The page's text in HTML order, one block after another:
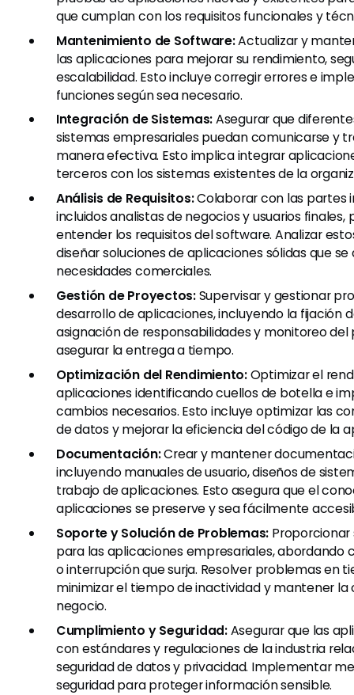
que cumplan con los requisitos funcionales y
Mantenimiento de Software:Actualizar y
las aplicaciones para mejorar su rendimiento,
escalabilidad. Esto incluye corregir errores e
funciones según sea necesario.
Integración de Sistemas:Asegurar que
sistemas empresariales puedan comunicarse y
manera efectiva. Esto implica integrar
terceros con los sistemas existentes de la
Análisis de Requisitos:Colaborar con las partes
incluidos analistas de negocios y usuarios finales,
entender los requisitos del software. Analizar
diseñar soluciones de aplicaciones sólidas que
necesidades comerciales.
Gestión de Proyectos:Supervisar y gestionar
desarrollo de aplicaciones, incluyendo la fijación
asignación de responsabilidades y monitoreo
asegurar la entrega a tiempo.
Optimización del Rendimiento:Optimizar el
aplicaciones identificando cuellos de botella e
cambios necesarios. Esto incluye optimizar las
de datos y mejorar la eficiencia del código de la
Documentación:Crear y mantener
incluyendo manuales de usuario, diseños de
trabajo de aplicaciones. Esto asegura que el
aplicaciones se preserve y sea fácilmente
Soporte y Solución de Problemas:
para las aplicaciones empresariales, abordando
o interrupción que surja. Resolver problemas en
minimizar el tiempo de inactividad y mantener la
negocio.
Cumplimiento y Seguridad:Asegurar que las
con estándares y regulaciones de la industria
seguridad de datos y privacidad. Implementar
seguridad para proteger información sensible.